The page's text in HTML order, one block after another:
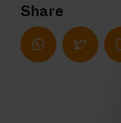
Share